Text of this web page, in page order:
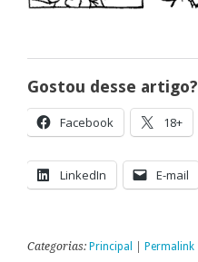
Gostou desse artigo?
Facebook 18+
LinkedIn E-mail
Categorias: Principal Permalink